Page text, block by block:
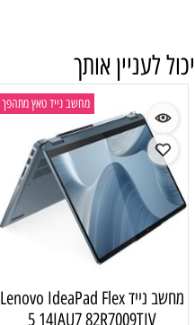
יכול לעניין אותך
מחשב נייד טאץ מתהפך
מחשב נייד Lenovo IdeaPad Flex
5 14IAU7 82R7009TIV